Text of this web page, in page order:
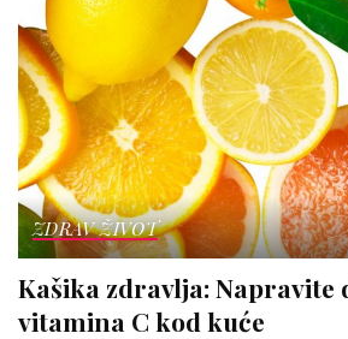
ZDRAV ŽIVOT
Kašika zdravlja: Napravite
vitamina C kod kuće